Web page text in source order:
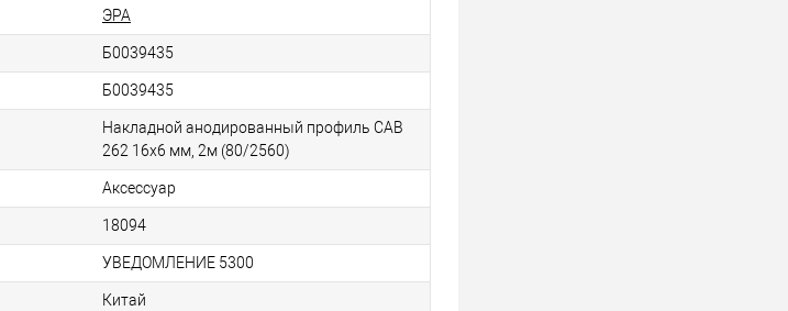
ЭРА
Б0039435
Б0039435
Накладной анодированный профиль CAB
262 16х6 мм, 2м (80/2560)
Аксессуар
18094
УВЕДОМЛЕНИЕ 5300
Китай